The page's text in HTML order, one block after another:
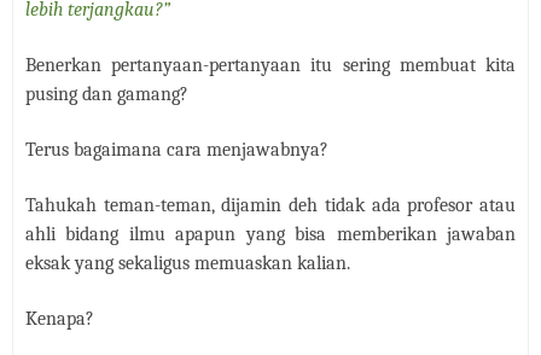
lebih terjangkau?”
Benerkan pertanyaan-pertanyaan itu sering membuat kita
pusing dan gamang?
Terus bagaimana cara menjawabnya?
Tahukah teman-teman, dijamin deh tidak ada profesor atau
ahli bidang ilmu apapun yang bisa memberikan jawaban
eksak yang sekaligus memuaskan kalian.
Kenapa?